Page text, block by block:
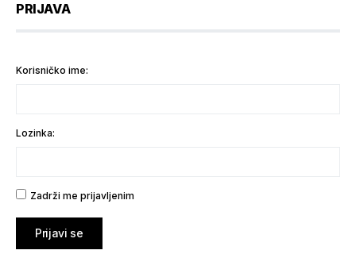
PRIJAVA
Korisničko ime:
Lozinka:
Zadrži me prijavljenim
Prijavi se